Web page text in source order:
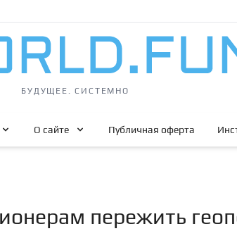
БУДУЩЕЕ. СИСТЕМНО
О сайте Публичная оферта
пережить